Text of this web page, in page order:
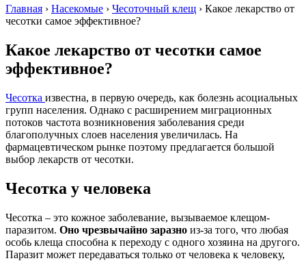
Главная › Насекомые › Чесоточный клещ › Какое лекарство от
чесотки самое эффективное?
Какое лекарство от чесотки самое
эффективное?
Чесотка известна, в первую очередь, как болезнь асоциальных
групп населения. Однако с расширением миграционных
потоков частота возникновения заболевания среди
благополучных слоев населения увеличилась. На
фармацевтическом рынке поэтому предлагается большой
выбор лекарств от чесотки.
Чесотка у человека
Чесотка – это кожное заболевание, вызываемое клещом-
паразитом. Оно чрезвычайно заразно из-за того, что любая
особь клеща способна к переходу с одного хозяина на другого.
Паразит может передаваться только от человека к человеку,